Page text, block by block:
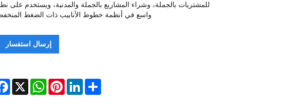
للمشتريات بالجملة، وشراء المشاريع بالجملة والمدنية، ويستخدم على
واسع في أنظمة خطوط الأنابيب ذات الضغط
إرسال استفسار
X
WhatsAppPinterestLinkedInShare